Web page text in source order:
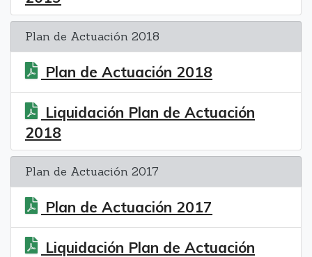
Plan de Actuación 2018
Plan de Actuación 2018
Liquidación Plan de Actuación
2018
Plan de Actuación 2017
Plan de Actuación 2017
Liquidación Plan de Actuación